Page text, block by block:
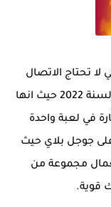
لا تحتاج الاتصال
بالانترنت انها من الالعاب التي تم تحديتها لسنة 2022 حيث انها
في لعبة واحدة
جوجل بلاي حيث
مجموعة من
قوية.